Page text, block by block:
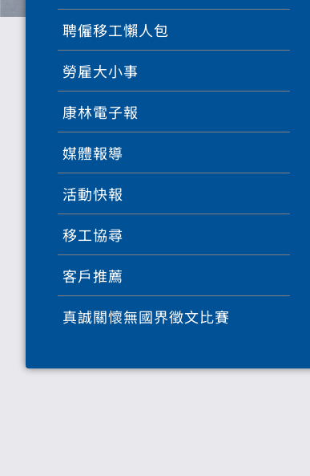
聘僱移工懶人包
勞雇大小事
康林電子報
媒體報導
活動快報
移工協尋
客戶推薦
真誠關懷無國界徵文比賽